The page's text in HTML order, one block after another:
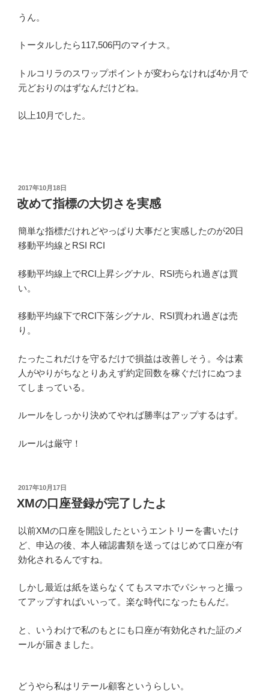
うん。
トータルしたら117,506円のマイナス。
トルコリラのスワップポイントが変わらなければ4か月で
元どおりのはずなんだけどね。
以上10月でした。
投
稿
日:
2017年10月18日
改めて指標の大切さを実感
簡単な指標だけれどやっぱり大事だと実感したのが20日
移動平均線とRSI RCI
移動平均線上でRCI上昇シグナル、RSI売られ過ぎは買
い。
移動平均線下でRCI下落シグナル、RSI買われ過ぎは売
り。
たったこれだけを守るだけで損益は改善しそう。今は素
人がやりがちなとりあえず約定回数を稼ぐだけにぬつま
てしまっている。
ルールをしっかり決めてやれば勝率はアップするはず。
ルールは厳守！
投
稿
日:
2017年10月17日
XMの口座登録が完了したよ
以前XMの口座を開設したというエントリーを書いたけ
ど、申込の後、本人確認書類を送ってはじめて口座が有
効化されるんですね。
しかし最近は紙を送らなくてもスマホでパシャっと撮っ
てアップすればいいって。楽な時代になったもんだ。
と、いうわけで私のもとにも口座が有効化された証のメ
ールが届きました。
どうやら私はリテール顧客というらしい。